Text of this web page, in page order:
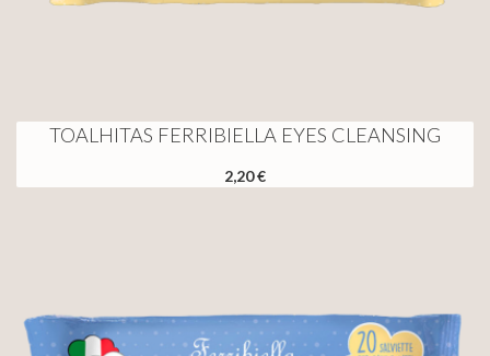
TOALHITAS FERRIBIELLA EYES CLEANSING
2,20 €